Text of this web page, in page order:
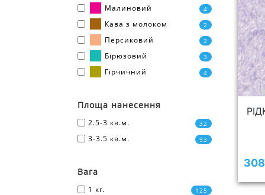
Малиновий 4
Кава з молоком 2
Персиковий 2
Бірюзовий 3
Гірчичний 4
Площа нанесення
2.5-3 кв.м. 32
3-3.5 кв.м. 93
Вага
1 кг. 125